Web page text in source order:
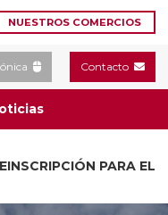
NUESTROS COMERCIOS
Contacto
PARA EL